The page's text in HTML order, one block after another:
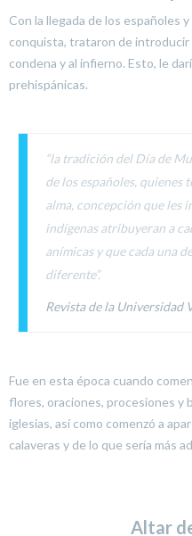
Con la llegada de los españoles
conquista, trataron de introducir
condena y al infierno. Esto, le
prehispánicas.
“la tradición del Día de
de los españoles,
alma, concepción que les
indígenas atribuyeran a
anímicas y que cada una
diferente”.
Revista de la Universidad
Fue en esta época cuando
flores, oraciones, procesiones y
iglesias, así como comenzó a
calaveras y de lo que sería más
Altar